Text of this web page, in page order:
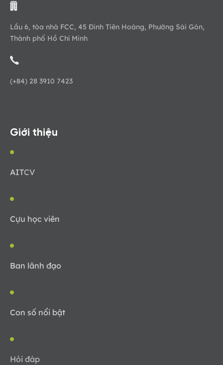
Lầu 6, tòa nhà FCC, 45 Đinh Tiên Hoàng, Phường Sài Gòn,
Thành phố Hồ Chí Minh
(+84) 28 3910 7423
Giới thiệu
AITCV
Cựu học viên
Ban lãnh đạo
Con số nổi bật
Hỏi đáp